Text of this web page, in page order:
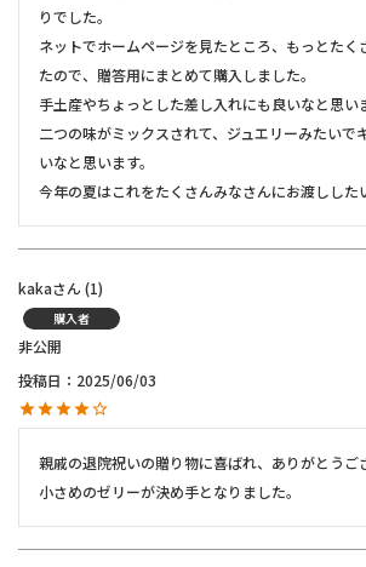
りでした。
ネットでホームページを見たところ、もっとたく
たので、贈答用にまとめて購入しました。
手土産やちょっとした差し入れにも良いなと思い
二つの味がミックスされて、ジュエリーみたいで
いなと思います。
今年の夏はこれをたくさんみなさんにお渡しした
kaka 1
購入者
非公開
投稿日
2025/06/03
親戚の退院祝いの贈り物に喜ばれ、ありがとうご
小さめのゼリーが決め手となりました。